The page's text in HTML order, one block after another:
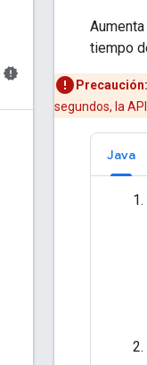
tiempo
Precaución:
segundos, la
Java